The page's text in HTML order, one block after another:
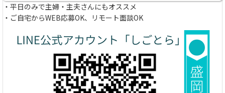
・平日のみで主婦・主夫さんにもオススメ
・ご自宅からWEB応募OK、リモート面談OK